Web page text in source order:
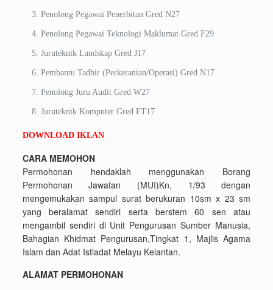
Penolong Pegawai Penerbitan Gred N27
Penolong Pegawai Teknologi Maklumat Gred F29
Juruteknik Landskap Gred J17
Pembantu Tadbir (Perkeranian/Operasi) Gred N17
Penolong Juru Audit Gred W27
Juruteknik Komputer Gred FT17
DOWNLOAD IKLAN
CARA MEMOHON
Permohonan hendaklah menggunakan Borang
Permohonan Jawatan (MUI)Kn, 1/93 dengan
mengemukakan sampul surat berukuran 10sm x 23 sm
yang beralamat sendiri serta berstem 60 sen atau
mengambil sendiri di Unit Pengurusan Sumber Manusia,
Bahagian Khidmat Pengurusan,Tingkat 1, Majlis Agama
Islam dan Adat Istiadat Melayu Kelantan.
ALAMAT PERMOHONAN